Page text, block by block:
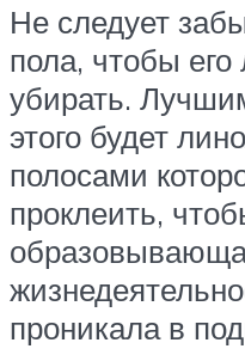
Не следует
пола, чтобы
убирать.
этого будет
полосами
проклеить,
проникала в